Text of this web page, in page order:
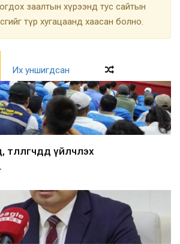
заалтын хүрээнд тус сайтын
түр хугацаанд хаасан болно.
Их уншигдсан
үйлчлэх